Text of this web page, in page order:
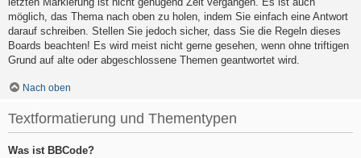
möglich, das Thema nach oben zu holen, indem Sie einfach eine Antwort
darauf schreiben. Stellen Sie jedoch sicher, dass Sie die Regeln dieses
Boards beachten! Es wird meist nicht gerne gesehen, wenn ohne triftigen
Grund auf alte oder abgeschlossene Themen geantwortet wird.
Nach oben
Textformatierung und Thementypen
Was ist BBCode?